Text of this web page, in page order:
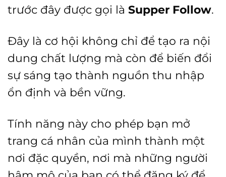
trước đây được gọi là Supper Follow.
Đây là cơ hội không chỉ để tạo ra nội
dung chất lượng mà còn để biến đổi
sự sáng tạo thành nguồn thu nhập
ổn định và bền vững.
Tính năng này cho phép bạn mở
trang cá nhân của mình thành một
nơi đặc quyền, nơi mà những người